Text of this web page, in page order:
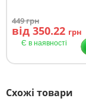
449грн
від 350.22 грн
Є в наявності
Схожі товари